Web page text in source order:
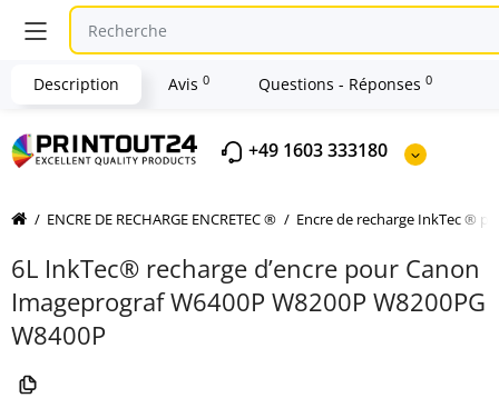
+49 1603 333180
ENCRE DE RECHARGE ENCRETEC ® Encre de recharge InkTec ®
6L InkTec® recharge d’encre pour Canon
Imageprograf W6400P W8200P W8200PG
W8400P
Description Avis 0 Questions - Réponses 0